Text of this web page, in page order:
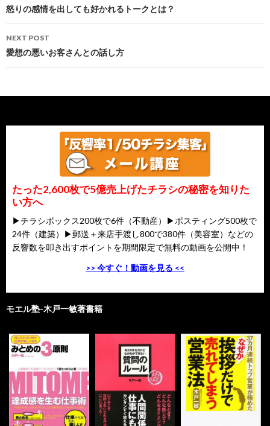
navigation
怒りの感情を出しても好かれるトークとは？
NEXT POST
愛想の悪いお客さんとの話し方
たった2,600枚で5億売上げたチラシの秘密を知りた
い方へ
▶チラシボックス200枚で6件（不動産）▶ポスティング500枚で
24件（建築）▶郵送＋来店手渡し800で380件（美容室）などの
反響数を叩き出すポイントを期間限定で無料の動画を公開中！
>> 今すぐ！動画を見る <<
モエル塾-木戸一敏著書籍